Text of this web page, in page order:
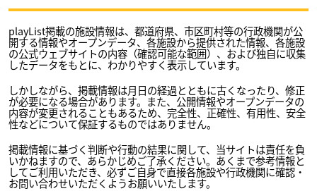
playList掲載の施設情報は、都道府県、市区町村等の行政機関が公
開する情報やオープンデータ、各施設から提供された情報、各施設
の公式ウェブサイトの内容（確認可能な範囲）、および独自に収集
したデータをもとに、わかりやすく表示しています。
しかしながら、掲載情報は月日の経過とともに古くなったり、修正
が必要になる場合があります。また、公開情報やオープンデータの
内容が変更されることもあるため、完全性、正確性、有用性、安全
性などについて保証するものではありません。
掲載情報に基づく判断や行動の結果に関して、当サイトは責任を負
いかねますので、あらかじめご了承ください。あくまで参考情報と
してご利用いただき、必ずご自身で直接各施設や行政機関に確認・
お問い合わせいただくようお願いいたします。